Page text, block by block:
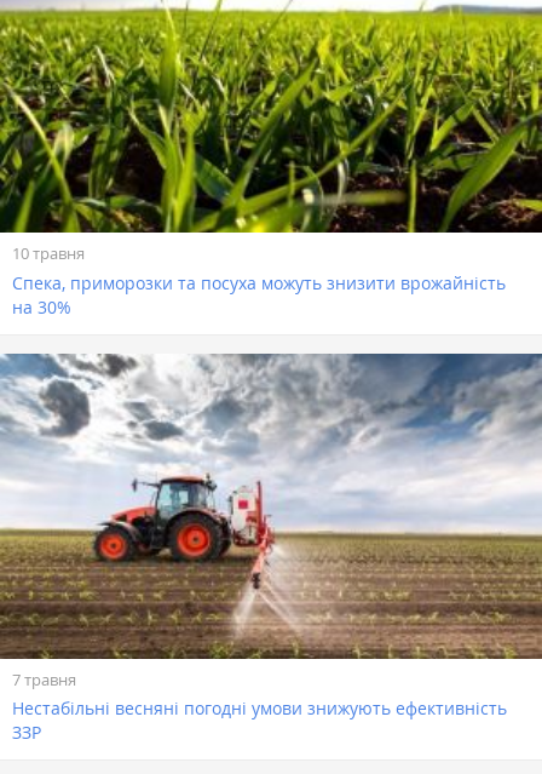
10 травня
Спека, приморозки та посуха можуть знизити врожайність
на 30%
7 травня
Нестабільні весняні погодні умови знижують ефективність
ЗЗР